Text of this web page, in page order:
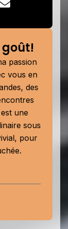
passion
vous en
des
une
sous
pour